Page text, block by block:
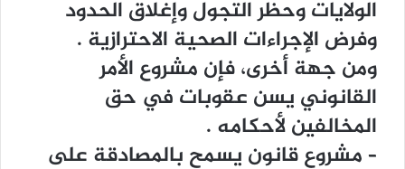
ﺍﻟﻮﻻﻳﺎﺕ ﻭﺣﻈﺮ ﺍﻟﺘﺠﻮﻝ ﻭﺇﻏﻼﻕ ﺍﻟﺤﺪﻭﺩ
ﻭﻓﺮﺽ ﺍﻹﺟﺮﺍﺀﺍﺕ ﺍﻟﺼﺤﻴﺔ ﺍﻻﺣﺘﺮﺍﺯﻳﺔ .
ﻭﻣﻦ ﺟﻬﺔ ﺃﺧﺮﻯ، ﻓﺈﻥ ﻣﺸﺮﻭﻉ ﺍﻷﻣﺮ
ﺍﻟﻘﺎﻧﻮﻧﻲ ﻳﺴﻦ ﻋﻘﻮﺑﺎﺕ ﻓﻲ ﺣﻖ
ﺍﻟﻤﺨﺎﻟﻔﻴﻦ ﻷﺣﻜﺎﻣﻪ .
– ﻣﺸﺮﻭﻉ ﻗﺎﻧﻮﻥ ﻳﺴﻤﺢ ﺑﺎﻟﻤﺼﺎﺩﻗﺔ ﻋﻠﻰ